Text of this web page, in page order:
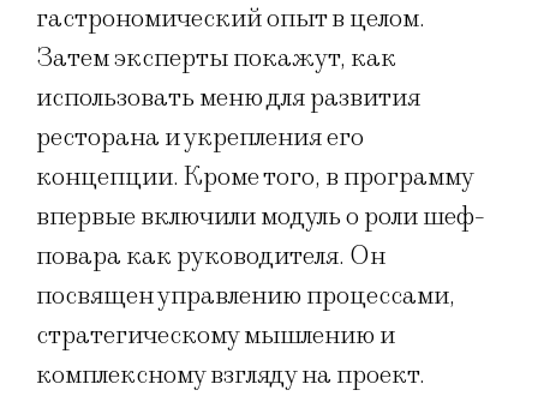
гастрономический опыт в целом.
Затем эксперты покажут, как
использовать меню для развития
ресторана и укрепления его
концепции. Кроме того, в программу
впервые включили модуль о роли шеф-
повара как руководителя. Он
посвящен управлению процессами,
стратегическому мышлению и
комплексному взгляду на проект.